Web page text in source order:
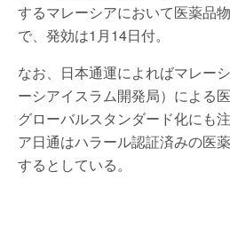
するマレーシアにおいて医薬品
で、発効は1月14日付。
なお、日本通運によればマレー
ーシアイスラム開発局）による
グローバルスタンダード化にも
ア日通はハラール認証済みの医
するとしている。